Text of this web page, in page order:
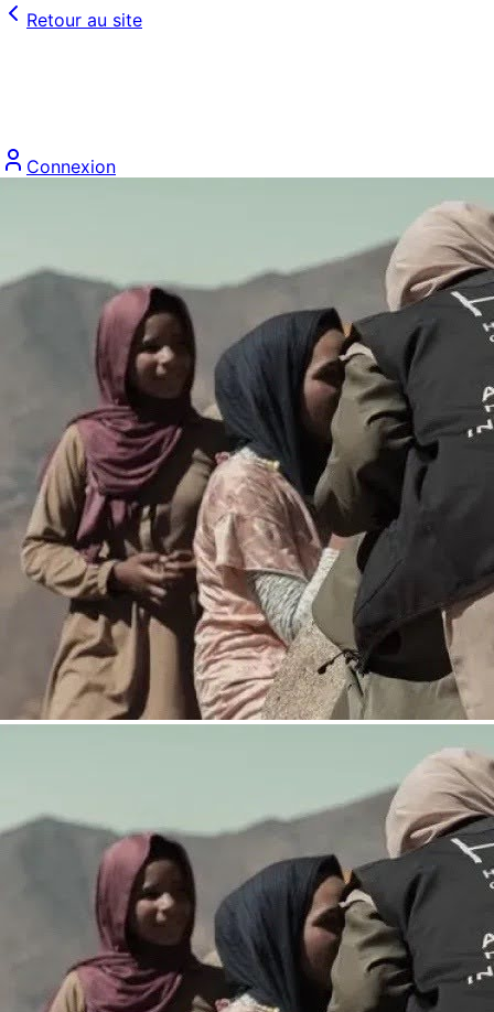
Retour au site
Connexion